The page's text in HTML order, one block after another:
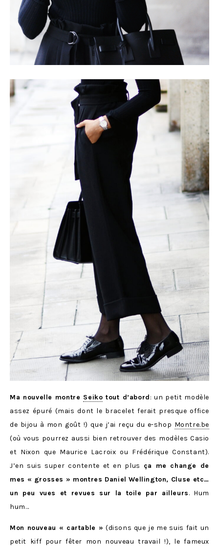
Ma nouvelle montre Seiko tout d’abord: un petit modèle
assez épuré (mais dont le bracelet ferait presque office
de bijou à mon goût !) que j’ai reçu du e-shop Montre.be
(où vous pourrez aussi bien retrouver des modèles Casio
et Nixon que Maurice Lacroix ou Frédérique Constant).
J’en suis super contente et en plus ça me change de
mes « grosses » montres Daniel Wellington, Cluse etc…
un peu vues et revues sur la toile par ailleurs. Hum
hum…
Mon nouveau « cartable » (disons que je me suis fait un
petit kiff pour fêter mon nouveau travail !), le fameux